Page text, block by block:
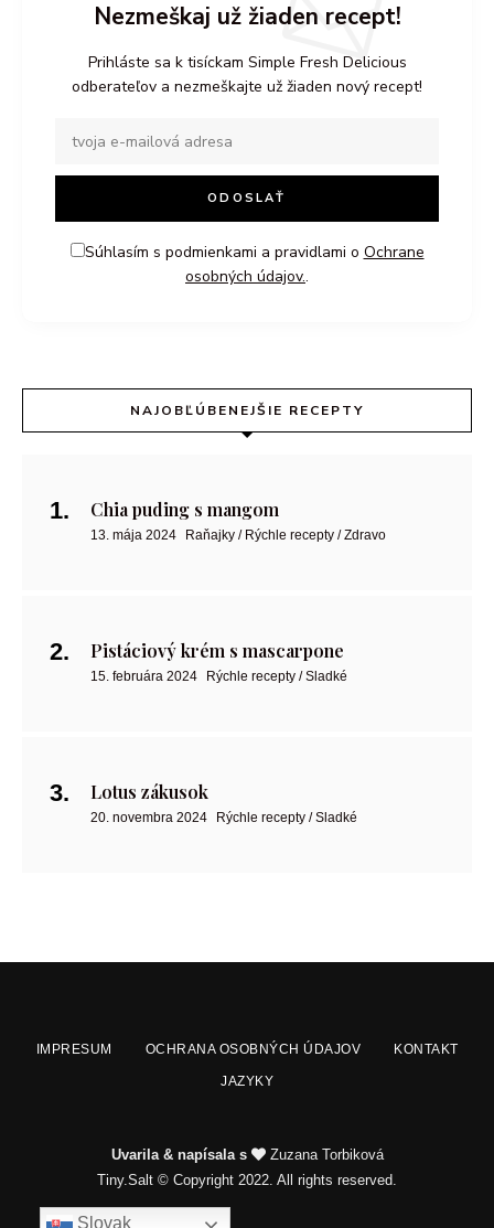
Nezmeškaj už žiaden recept!
Prihláste sa k tisíckam Simple Fresh Delicious
odberateľov a nezmeškajte už žiaden nový recept!
Súhlasím s podmienkami a pravidlami o Ochrane
osobných údajov..
NAJOBĽÚBENEJŠIE RECEPTY
Chia puding s mangom
13. mája 2024 Raňajky / Rýchle recepty / Zdravo
Pistáciový krém s mascarpone
15. februára 2024 Rýchle recepty / Sladké
Lotus zákusok
20. novembra 2024 Rýchle recepty / Sladké
IMPRESUM OCHRANA OSOBNÝCH ÚDAJOV KONTAKT
JAZYKY
Uvarila & napísala s
Zuzana Torbiková
Tiny.Salt © Copyright 2022. All rights reserved.
Slovak